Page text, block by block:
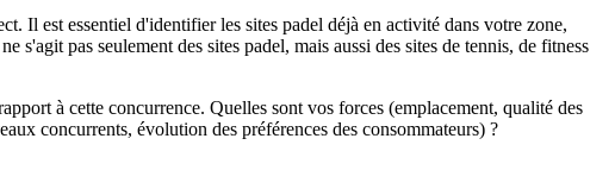
Il est essentiel d'identifier les sites padel déjà en activité dans votre zone,
pas seulement des sites padel, mais aussi des sites de tennis, de fitness
à cette concurrence. Quelles sont vos forces (emplacement, qualité des
concurrents, évolution des préférences des consommateurs) ?